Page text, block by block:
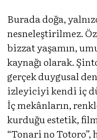
Burada doğa,
nesneleştirilmez.
bizzat yaşamın,
kaynağı olarak.
gerçek duygusal
izleyiciyi kendi iç
İç mekânların,
kurduğu estetik,
“Tonari no